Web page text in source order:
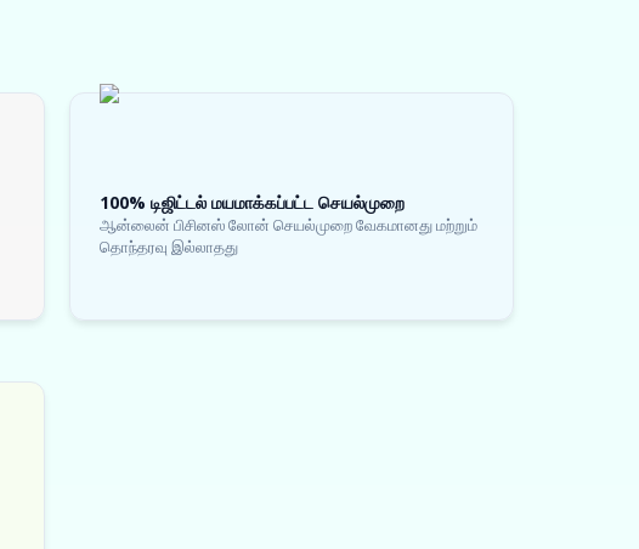
100% டிஜிட்டல் மயமாக்கப்பட்ட செயல்முறை
ஆன்லைன் பிசினஸ் லோன் செயல்முறை வேகமானது மற்றும்
தொந்தரவு இல்லாதது